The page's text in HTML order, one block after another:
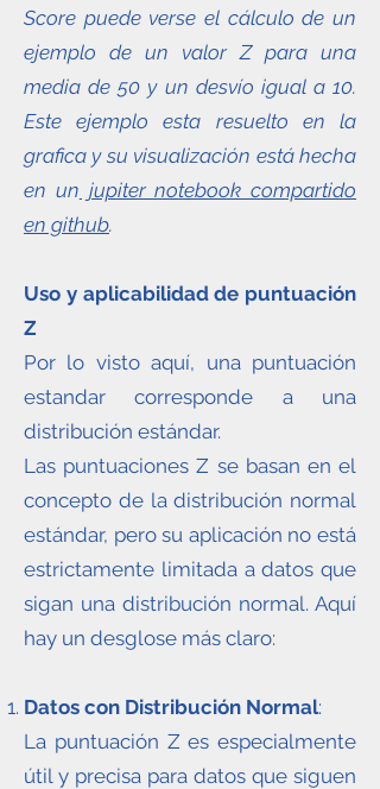
Score puede verse el cálculo de un
ejemplo de un valor Z para una
media de 50 y un desvío igual a 10.
Este ejemplo esta resuelto en la
grafica y su visualización está hecha
en un jupiter notebook compartido
en github.
Uso y aplicabilidad de puntuación
Z
Por lo visto aquí, una puntuación
estandar corresponde a una
distribución estándar.
Las puntuaciones Z se basan en el
concepto de la distribución normal
estándar, pero su aplicación no está
estrictamente limitada a datos que
sigan una distribución normal. Aquí
hay un desglose más claro:
Datos con Distribución Normal:
La puntuación Z es especialmente
útil y precisa para datos que siguen